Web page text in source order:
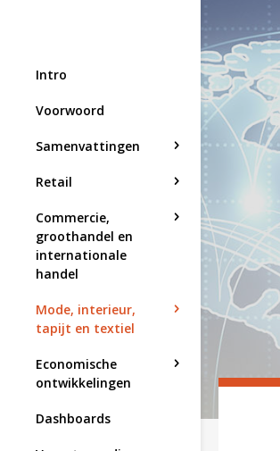
Intro
Voorwoord
Samenvattingen
Retail
Commercie,
groothandel en
internationale
handel
Mode, interieur,
tapijt en textiel
Economische
ontwikkelingen
Dashboards